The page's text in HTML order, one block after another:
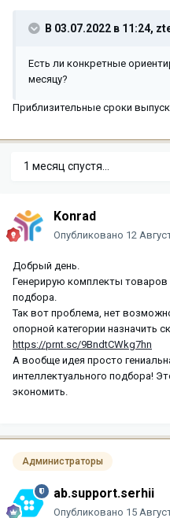
В 03.07.2022 в 11:24,
Есть ли конкретные
месяцу?
Приблизительные сроки
1 месяц спустя...
Konrad
Опубликовано 12
Добрый день.
Генерирую комплекты товаров
подбора.
Так вот проблема, нет
опорной категории назначить
https://prnt.sc/9BndtCWkg7hn
А вообще идея просто
интеллектуального подбора!
экономить.
Администраторы
ab.support.serhii
Опубликовано 15